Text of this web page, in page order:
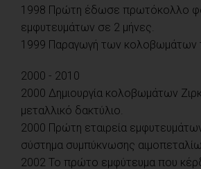
1998 Πρώτη έδωσε πρωτόκολλο
εμφυτευμάτων σε 2 μήνες.
1999 Παραγωγή των κολοβωμάτων
2000 - 2010
2000 Δημιουργία κολοβωμάτων
μεταλλικό δακτύλιο.
2000 Πρώτη εταιρεία
σύστημα συμπύκνωσης
2002 Το πρώτο εμφύτευμα που